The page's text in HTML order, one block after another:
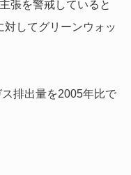
張を警戒していると
してグリーンウォッ
排出量を2005年比で